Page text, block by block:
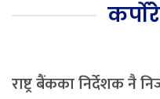
राष्ट्र बैंकका निर्देशक नै